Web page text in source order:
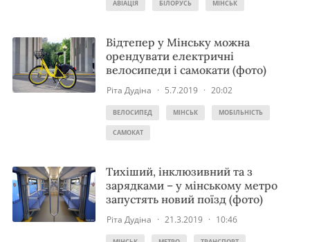
АВІАЦІЯ БІЛОРУСЬ МІНСЬК
Відтепер у Мінську можна
орендувати електричні
велосипеди і самокати (фото)
Ріта Дудіна · 5.7.2019 · 20:02
ВЕЛОСИПЕД МІНСЬК МОБІЛЬНІСТЬ
САМОКАТ
Тихіший, інклюзивний та з
зарядками – у мінському метро
запустять новий поїзд (фото)
Ріта Дудіна · 21.3.2019 · 10:46